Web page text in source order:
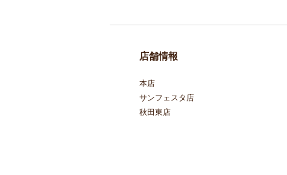
店舗情報
本店
サンフェスタ店
秋田東店